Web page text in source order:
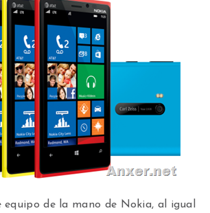
de la mano de Nokia, al igual